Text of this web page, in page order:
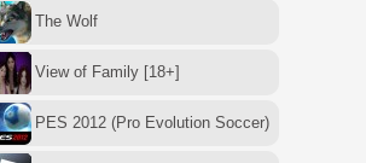
The Wolf
View of Family [18+]
PES 2012 (Pro Evolution Soccer)